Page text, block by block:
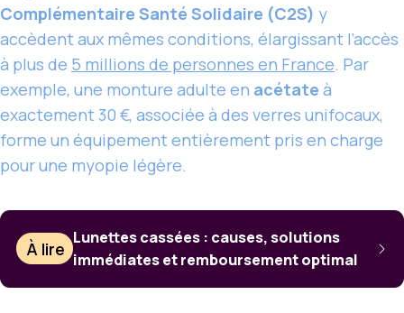
Complémentaire Santé Solidaire (C2S) y
accèdent aux mêmes conditions, élargissant l’accès
à plus de 5 millions de personnes en France. Par
exemple, une monture adulte en acétate à
exactement 30 €, associée à des verres unifocaux,
forme un équipement entièrement pris en charge
pour une myopie légère.
À lire
Lunettes cassées : causes, solutions
immédiates et remboursement optimal